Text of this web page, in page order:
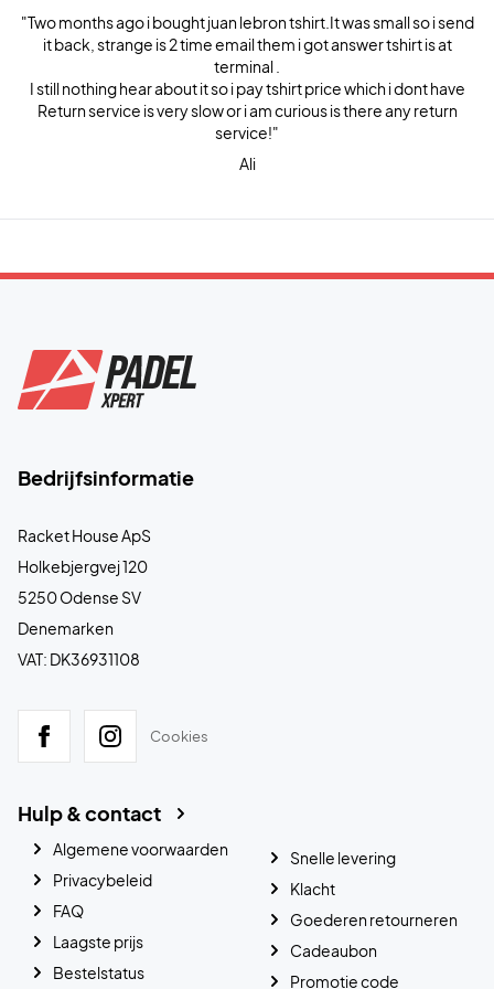
"Two months ago i bought juan lebron tshirt.It was small so i send
it back, strange is 2 time email them i got answer tshirt is at
terminal .
I still nothing hear about it so i pay tshirt price which i dont have
Return service is very slow or i am curious is there any return
service!"
Ali
Bedrijfsinformatie
Racket House ApS
Holkebjergvej 120
5250 Odense SV
Denemarken
VAT: DK36931108
Cookies
Hulp & contact
Algemene voorwaarden
Privacybeleid
FAQ
Laagste prijs
Bestelstatus
Snelle levering
Klacht
Goederen retourneren
Cadeaubon
Promotie code